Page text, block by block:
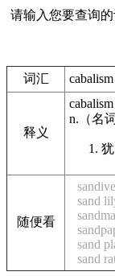
请输入您要查询的
词汇 cabalism
释义
cabalism
n. （名词
随便看
sand
sand
sand